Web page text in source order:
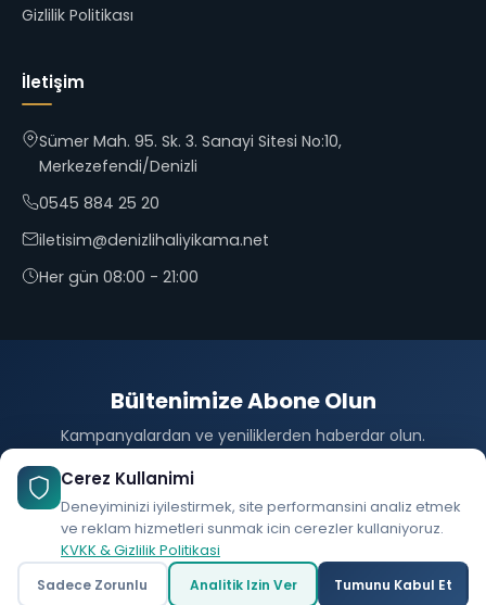
Gizlilik Politikası
İletişim
Sümer Mah. 95. Sk. 3. Sanayi Sitesi No:10,
Merkezefendi/Denizli
0545 884 25 20
iletisim@denizlihaliyikama.net
Her gün 08:00 - 21:00
Bültenimize Abone Olun
Kampanyalardan ve yeniliklerden haberdar olun.
© 2026 Denizli25 Halı Yıkama. Tüm hakları saklıdır.
tarafından yapılmıştır. KVKK & Gizlilik Politikası
Ara WhatsApp Yol Tarifi
Cerez Kullanimi
Deneyiminizi iyilestirmek, site performansini analiz etmek
ve reklam hizmetleri sunmak icin cerezler kullaniyoruz.
KVKK & Gizlilik Politikasi
Sadece Zorunlu Analitik Izin Ver Tumunu Kabul Et